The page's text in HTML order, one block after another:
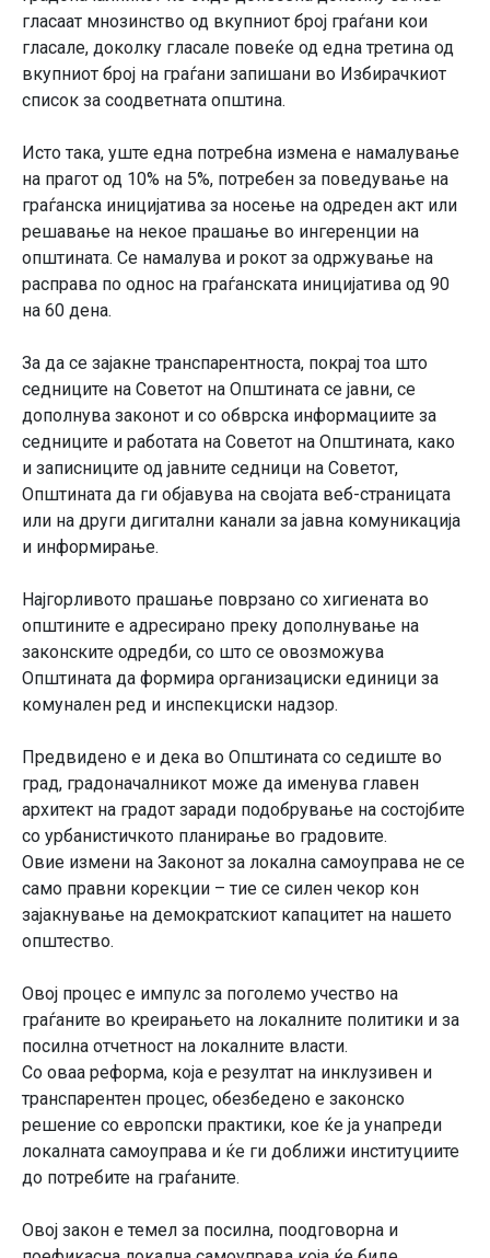
гласаат мнозинство од вкупниот број граѓани кои
гласале, доколку гласале повеќе од една третина од
вкупниот број на граѓани запишани во Избирачкиот
список за соодветната општина.
Исто така, уште една потребна измена е намалување
на прагот од 10% на 5%, потребен за поведување на
граѓанска иницијатива за носење на одреден акт или
решавање на некое прашање во ингеренции на
општината. Се намалува и рокот за одржување на
расправа по однос на граѓанската иницијатива од 90
на 60 дена.
За да се зајакне транспарентноста, покрај тоа што
седниците на Советот на Општината се јавни, се
дополнува законот и со обврска информациите за
седниците и работата на Советот на Општината, како
и записниците од јавните седници на Советот,
Општината да ги објавува на својата веб-страницата
или на други дигитални канали за јавна комуникација
и информирање.
Најгорливото прашање поврзано со хигиената во
општините е адресирано преку дополнување на
законските одредби, со што се овозможува
Општината да формира организациски единици за
комунален ред и инспекциски надзор.
Предвидено е и дека во Општината со седиште во
град, градоначалникот може да именува главен
архитект на градот заради подобрување на состојбите
со урбанистичкото планирање во градовите.
Овие измени на Законот за локална самоуправа не се
само правни корекции – тие се силен чекор кон
зајакнување на демократскиот капацитет на нашето
општество.
Овој процес е импулс за поголемо учество на
граѓаните во креирањето на локалните политики и за
посилна отчетност на локалните власти.
Со оваа реформа, која е резултат на инклузивен и
транспарентен процес, обезбедено е законско
решение со европски практики, кое ќе ја унапреди
локалната самоуправа и ќе ги доближи институциите
до потребите на граѓаните.
Овој закон е темел за посилна, поодговорна и